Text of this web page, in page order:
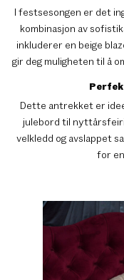
I festsesongen er det
kombinasjon av
inkluderer en beige
gir deg muligheten til å
Dette antrekket er
julebord til
velkledd og avslappet
for